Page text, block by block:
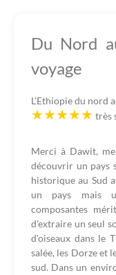
Du Nord
voyage
L'Ethiopie du nord
très
Merci à Dawit,
découvrir un pays
historique au Sud
un pays mais
composantes
d'extraire un seul
d'oiseaux dans le
salée, les Dorze et
sud. Dans un